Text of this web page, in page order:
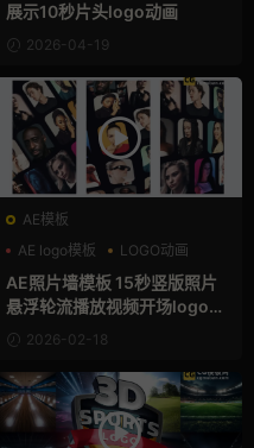
展示10秒片头logo动画
2026-04-19
AE模板
AE logo模板
LOGO动画
三维
AE照片墙模板 15秒竖版照片
悬浮轮流播放视频开场logo动
画 2026-02-18